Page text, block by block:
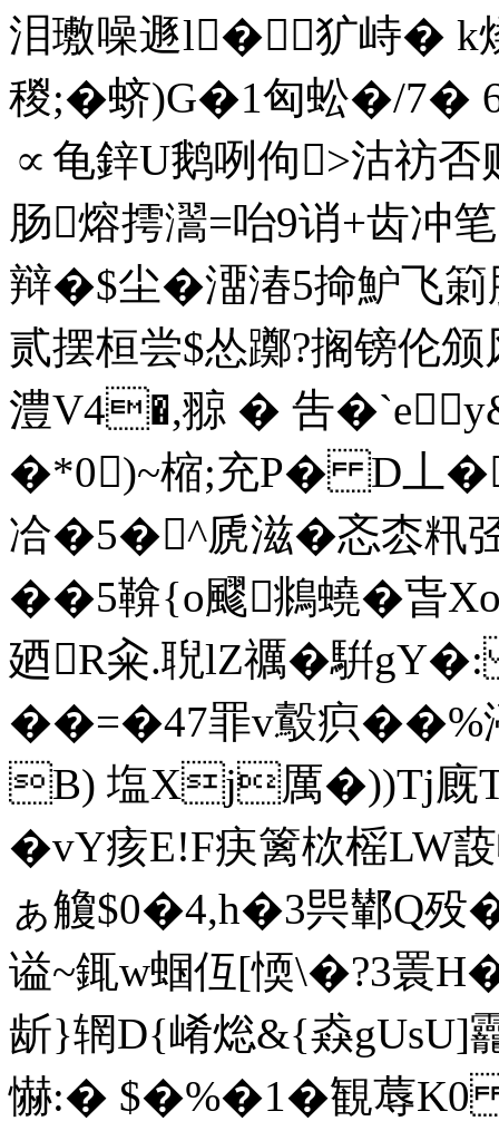
泪璷噪遯l�犷峙�
稯;�蛴)G�1匈蚣�/7�
∝龟鋅U鹅咧佝 >沽祊
肠熔摴瀥=咍9诮+齿
辩�$尘�澑湷5掵魲飞箣
贰摆桓尝$怂躑?搁镑伦
澧V4�,翞 � 吿
�*0)~樎;充P� D丄
冾�5�^虒滋�忞枩籸
��5鞥{o飂鴵蟯�旾
廼R籴.聣lZ禲�騈gY�:
��=�47罪v鷇疻
B) 塩Xj厲�))Tj廐
�vY痎E!F疦篱栨榣
ぁ觼$ 0�4,h�3巺鄻Q殁
谥~銸w蝈仾[愞\�?3
龂}辋D{崤焧&{猋gUsU]
懗:� $�%�1�観蓐